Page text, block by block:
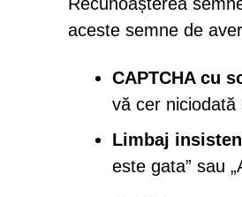
aceste semne de
CAPTCHA cu
vă cer niciodată
Limbaj
este gata” sau